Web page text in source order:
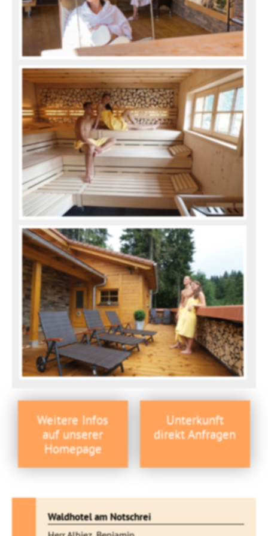
Weitere Infos
auf unserer
Homepage
Unterkunft
direkt Anfragen
Waldhotel am Notschrei